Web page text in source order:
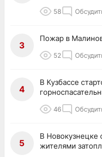
58
3
Пожар в
52
4
В Кузбассе
46
5
В Новокузнецке
жителями